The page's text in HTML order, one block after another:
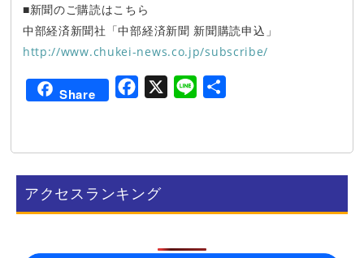
■新聞のご購読はこちら
中部経済新聞社「中部経済新聞 新聞購読申込」
http://www.chukei-news.co.jp/subscribe/
Share
e
b
o
e
アクセスランキング